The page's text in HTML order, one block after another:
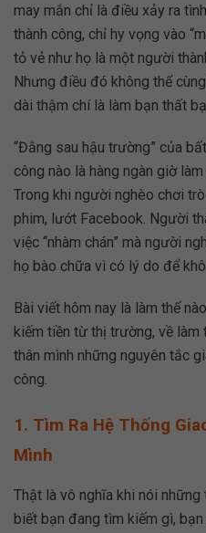
may mắn chỉ là điều xảy ra
thành công, chỉ hy vọng vào
tỏ vẻ như họ là một người
Nhưng điều đó không thể
dài thậm chí là làm bạn thất
“Đằng sau hậu trường” của
công nào là hàng ngàn giờ
Trong khi người nghèo chơi
phim, lướt Facebook. Người
việc “nhàm chán” mà người
họ bào chữa vì có lý do để
Bài viết hôm nay là làm thế
kiếm tiền từ thị trường, về làm
thân mình những nguyên tắc
công.
1. Tìm Ra Hệ Thống Giao Dịch Hiệu Quả Của
Mình
Thật là vô nghĩa khi nói những
biết bạn đang tìm kiếm gì,